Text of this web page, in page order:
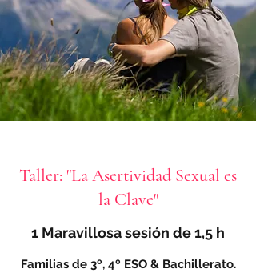
Taller: "La Asertividad Sexual es
la Clave"
1 Maravillosasesión de 1,5 h
Familias de 3º, 4º ESO & Bachillerato.